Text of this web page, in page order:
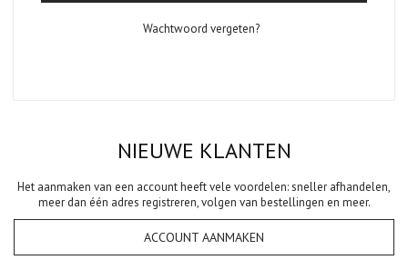
Wachtwoord vergeten?
NIEUWE KLANTEN
Het aanmaken van een account heeft vele voordelen: sneller afhandelen,
meer dan één adres registreren, volgen van bestellingen en meer.
ACCOUNT AANMAKEN